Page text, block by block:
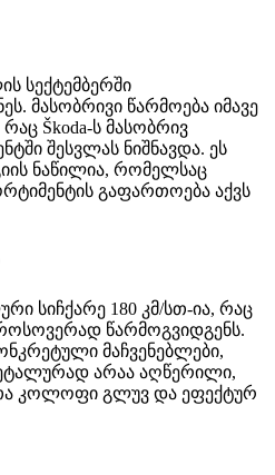
სექტემბერში
მასობრივი წარმოება იმავე
Škoda-ს მასობრივ
შესვლას ნიშნავდა. ეს
ნაწილია, რომელსაც
გაფართოება აქვს
სიჩქარე 180 კმ/სთ-ია, რაც
წარმოგვიდგენს.
მაჩვენებლები,
არაა აღწერილი,
კოლოფი გლუვ და ეფექტურ